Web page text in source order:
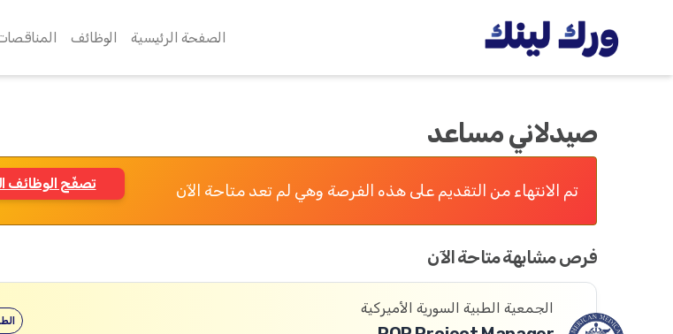
الصفحة الرئيسية الوظائف
صيدلاني مساعد
تم الانتهاء من التقديم على هذه الفرصة وهي لم تعد متاحة الآن تصفّح الوظائف
فرص مشابهة متاحة الآن
الجمعية الطبية السورية الأميركية